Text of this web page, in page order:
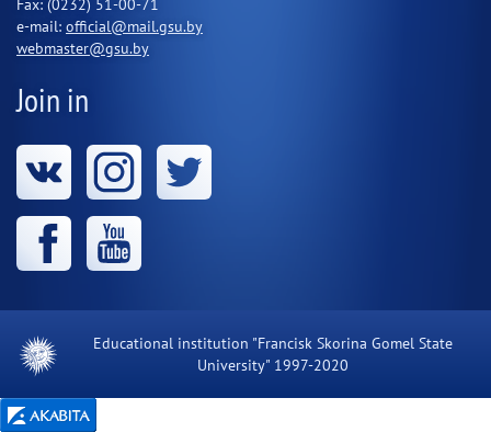
Fax: (0232) 51-00-71
e-mail: official@mail.gsu.by
webmaster@gsu.by
Join in
Educational institution "Francisk Skorina Gomel State
University" 1997-2020